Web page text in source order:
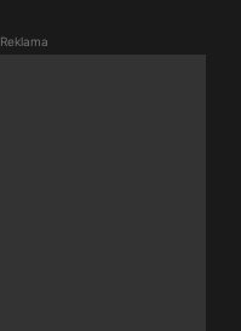
Reklama